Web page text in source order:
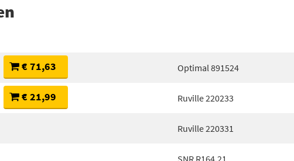
€ 71,63
€ 21,99
Optimal 891524
Ruville 220233
Ruville 220331
SNR R164.21